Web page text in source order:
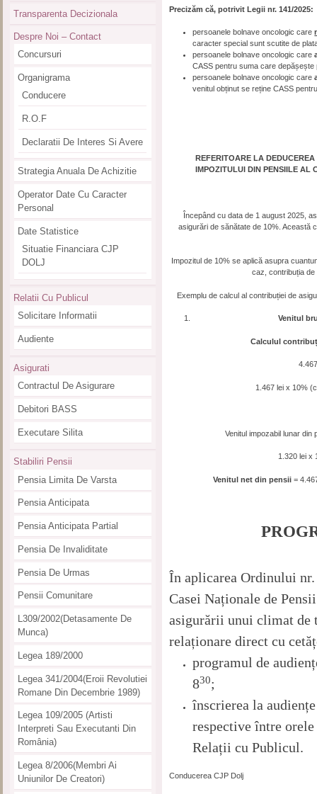
Precizăm că, potrivit Legii nr. 141/2025:
persoanele bolnave oncologic care
caracter special sunt scutite de
persoanele bolnave oncologic care
CASS pentru suma care depășește
persoanele bolnave oncologic care
venitul obținut se reține CASS
REFERITOARE LA
IMPOZITULUI DIN PENSIILE AL
Începând cu data de 1 august 2025,
asigurări de sănătate de 10%. Această
Impozitul de 10% se aplică asupra
caz, contribuția
Exemplu de calcul al contribuției de
Venitul
Calculul
1.467 lei x 10%
Venitul impozabil lunar din
1.320 lei x
Venitul net din pensii =
În aplicarea Ordinului
Casei Naționale de
asigurării unui climat de
relaționare direct cu
programul de
830;
înscrierea la
respective între orele
Relații cu Publicul.
Conducerea CJP Dolj
Transparenta Decizionala
Despre Noi – Contact
Concursuri
Organigrama
Conducere
R.O.F
Declaratii De Interes Si Avere
Strategia Anuala De Achizitie
Operator Date Cu Caracter
Personal
Date Statistice
Situatie Financiara CJP
DOLJ
Relatii Cu Publicul
Solicitare Informatii
Audiente
Asigurati
Contractul De Asigurare
Debitori BASS
Executare Silita
Stabiliri Pensii
Pensia Limita De Varsta
Pensia Anticipata
Pensia Anticipata Partial
Pensia De Invaliditate
Pensia De Urmas
Pensii Comunitare
L309/2002(detasamente De
Munca)
Legea 189/2000
Legea 341/2004(eroii Revolutiei
Romane Din Decembrie 1989)
Legea 109/2005 (artisti
Interpreti Sau Executanti Din
România)
Legea 8/2006(membri Ai
Uniunilor De Creatori)